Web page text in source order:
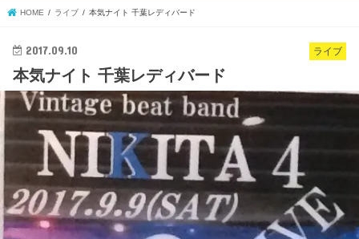
HOME ライブ 本気ナイト 千葉レディバード
ライブ
2017.09.10
本気ナイト 千葉レディバード